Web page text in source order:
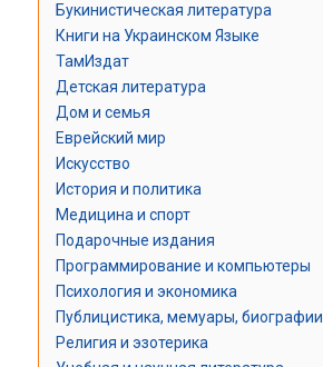
Букинистическая литература
Книги на Украинском Языке
ТамИздат
Детская литература
Дом и семья
Еврейский мир
Искусство
История и политика
Медицина и спорт
Подарочные издания
Программирование и компьютеры
Психология и экономика
Публицистика, мемуары, биографии
Религия и эзотерика